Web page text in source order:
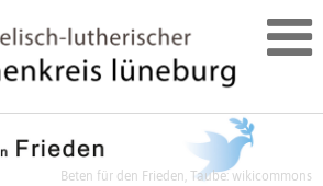
Beten für den Frieden, Taube: wikicommons